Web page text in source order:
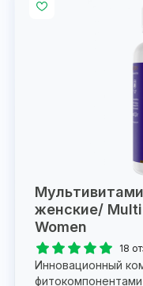
женские/
Women
18
Инновационный